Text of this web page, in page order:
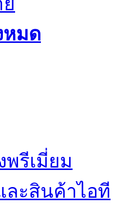
หมด
รีเมี่ยม
ละสินค้าไอที